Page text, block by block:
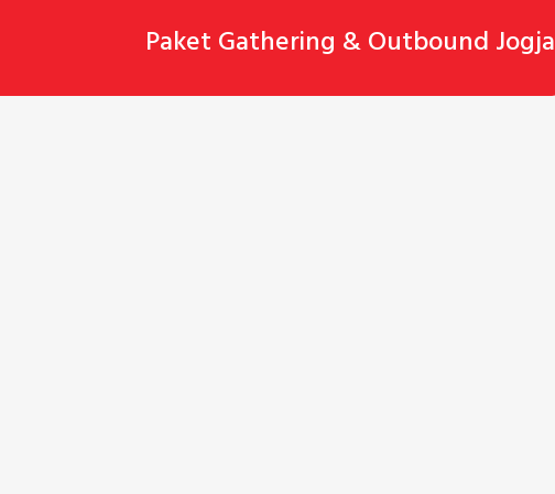
Paket Gathering & Outbound Jogja
HOME